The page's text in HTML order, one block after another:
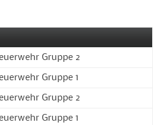
Gruppe 2
Gruppe 1
Gruppe 2
Gruppe 1